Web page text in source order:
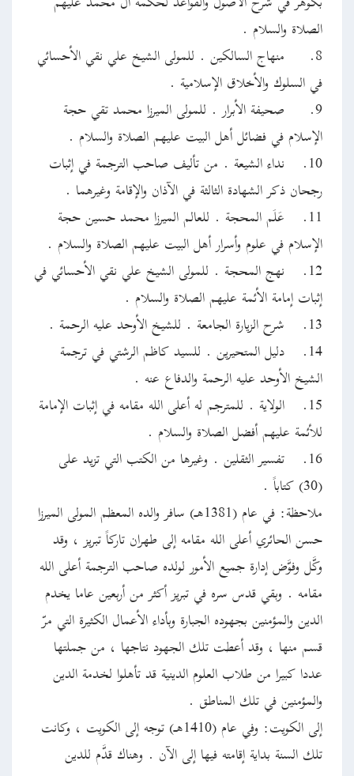
الصلاة والسلام .
8.
منهاج السالكين . للمولى الشيخ علي نقي الأحسائي
في السلوك والأخلاق الإسلامية .
9.
صحيفة الأبرار . للمولى الميرزا محمد تقي حجة
الإسلام في فضائل أهل البيت عليهم الصلاة والسلام .
10.
نداء الشيعة . من تأليف صاحب الترجمة في إثبات
رجحان ذكر الشهادة الثالثة في الآذان والإقامة وغيرهما .
11.
عَلَم المحجة . للعالم الميرزا محمد حسين حجة
الإسلام في علوم وأسرار أهل البيت عليهم الصلاة والسلام .
12.
نهج المحجة . للمولى الشيخ علي نقي الأحسائي في
إثبات إمامة الأئمة عليهم الصلاة والسلام .
13.
شرح الزيارة الجامعة . للشيخ الأوحد عليه الرحمة .
14.
دليل المتحيرين . للسيد كاظم الرشتي في ترجمة
الشيخ الأوحد عليه الرحمة والدفاع عنه .
15.
الولاية . للمترجم له أعلى الله مقامه في إثبات الإمامة
للأئمة عليهم أفضل الصلاة والسلام .
16.
تفسير الثقلين . وغيرها من الكتب التي تزيد على
(30) كتاباً .
ملاحظة: في عام (1381هـ) سافر والده المعظم المولى الميرزا
حسن الحائري أعلى الله مقامه إلى طهران تاركاً تبريز ، وقد
وكَّل وفوَّض إدارة جميع الأمور لولده صاحب الترجمة أعلى الله
مقامه . وبقي قدس سره في تبريز أكثر من أربعين عاما يخدم
الدين والمؤمنين بجهوده الجبارة وبأداء الأعمال الكثيرة التي مرّ
قسم منها ، وقد أعطت تلك الجهود نتاجها ، من جملتها
عددا كبيرا من طلاب العلوم الدينية قد تأهلوا لخدمة الدين
والمؤمنين في تلك المناطق .
إلى الكويت: وفي عام (1410هـ) توجه إلى الكويت ، وكانت
تلك السنة بداية إقامته فيها إلى الآن . وهناك قدَّم للدين